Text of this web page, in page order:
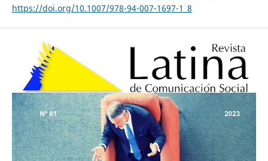
https://doi.org/10.1007/978-94-007-1697-1_8